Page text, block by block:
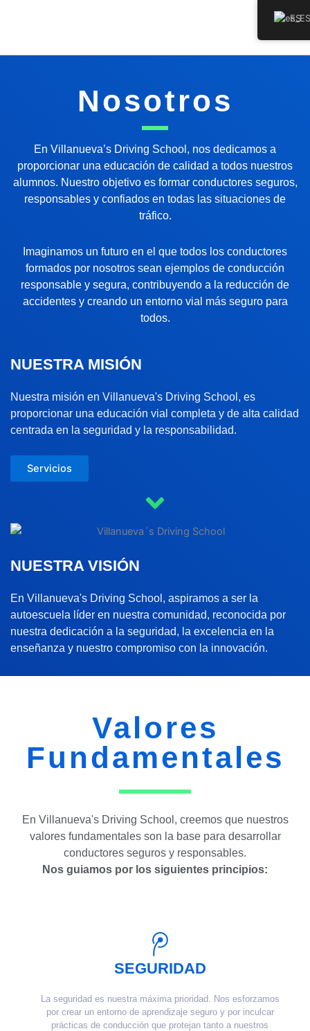
Nosotros
En Villanueva’s Driving School, nos dedicamos a
proporcionar una educación de calidad a todos nuestros
alumnos. Nuestro objetivo es formar conductores seguros,
responsables y confiados en todas las situaciones de
tráfico.
Imaginamos un futuro en el que todos los conductores
formados por nosotros sean ejemplos de conducción
responsable y segura, contribuyendo a la reducción de
accidentes y creando un entorno vial más seguro para
todos.
NUESTRA MISIÓN
Nuestra misión en Villanueva's Driving School, es
proporcionar una educación vial completa y de alta calidad
centrada en la seguridad y la responsabilidad.
Servicios
NUESTRA VISIÓN
En Villanueva's Driving School, aspiramos a ser la
autoescuela líder en nuestra comunidad, reconocida por
nuestra dedicación a la seguridad, la excelencia en la
enseñanza y nuestro compromiso con la innovación.
Valores
Fundamentales
En Villanueva's Driving School, creemos que nuestros
valores fundamentales son la base para desarrollar
conductores seguros y responsables.
Nos guiamos por los siguientes principios:
SEGURIDAD
La seguridad es nuestra máxima prioridad. Nos esforzamos
por crear un entorno de aprendizaje seguro y por inculcar
prácticas de conducción que protejan tanto a nuestros
ES